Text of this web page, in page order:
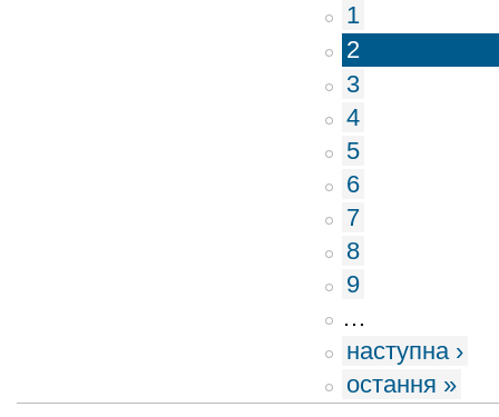
1
2
3
4
5
6
7
8
9
…
наступна ›
остання »